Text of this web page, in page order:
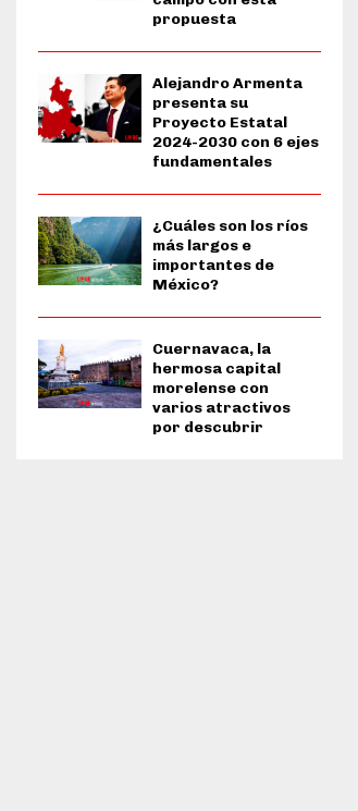
propuesta
Alejandro Armenta
presenta su
Proyecto Estatal
2024-2030 con 6 ejes
fundamentales
¿Cuáles son los ríos
más largos e
importantes de
México?
Cuernavaca, la
hermosa capital
morelense con
varios atractivos
por descubrir